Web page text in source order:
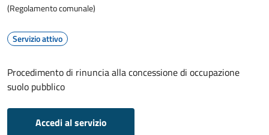
(Regolamento comunale)
Servizio attivo
Procedimento di rinuncia alla concessione di occupazione
suolo pubblico
Accedi al servizio